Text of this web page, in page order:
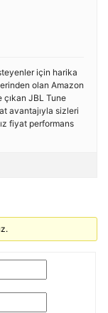
için harika
olan Amazon
çıkan JBL Tune
avantajıyla sizleri
fiyat performans